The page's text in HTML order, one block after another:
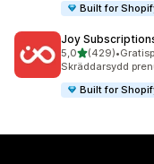
Built for
Joy
5,0av 5 stjärnor
(429)
429 recensioner
•
Skräddarsydd
Built for